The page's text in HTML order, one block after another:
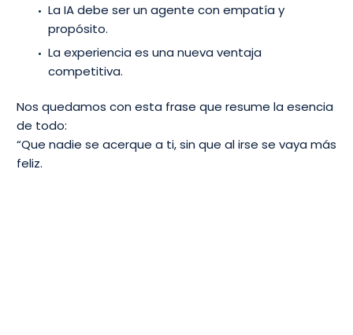
La IA debe ser un agente con empatía y
propósito.
La experiencia es una nueva ventaja
competitiva.
Nos quedamos con esta frase que resume la esencia
de todo:
“Que nadie se acerque a ti, sin que al irse se vaya más
feliz.